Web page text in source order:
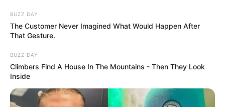
BUZZ DAY
The Customer Never Imagined What Would Happen After
That Gesture.
BUZZ DAY
Climbers Find A House In The Mountains - Then They Look
Inside